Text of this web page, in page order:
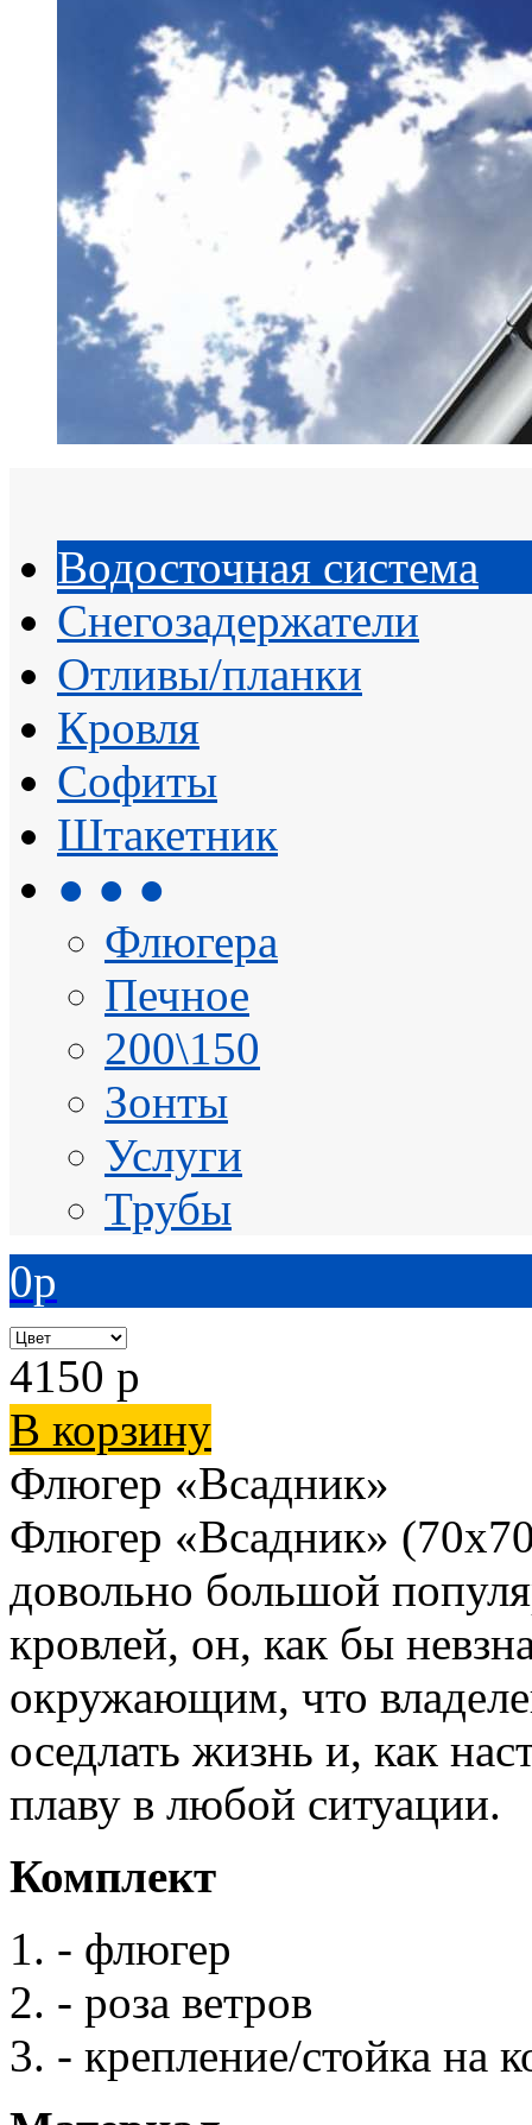
Водосточная система
Снегозадержатели
Отливы/планки
Кровля
Софиты
Штакетник
● ● ●
Флюгера
Печное
200\150
Зонты
Услуги
Трубы
0p
4150 p
В корзину
Флюгер «Всадник»
Флюгер «Всадник»
довольно большой
кровлей, он, как бы
окружающим, что
оседлать жизнь и, как
плаву в любой ситуации.
Комплект
- флюгер
- роза ветров
- крепление/стойка на